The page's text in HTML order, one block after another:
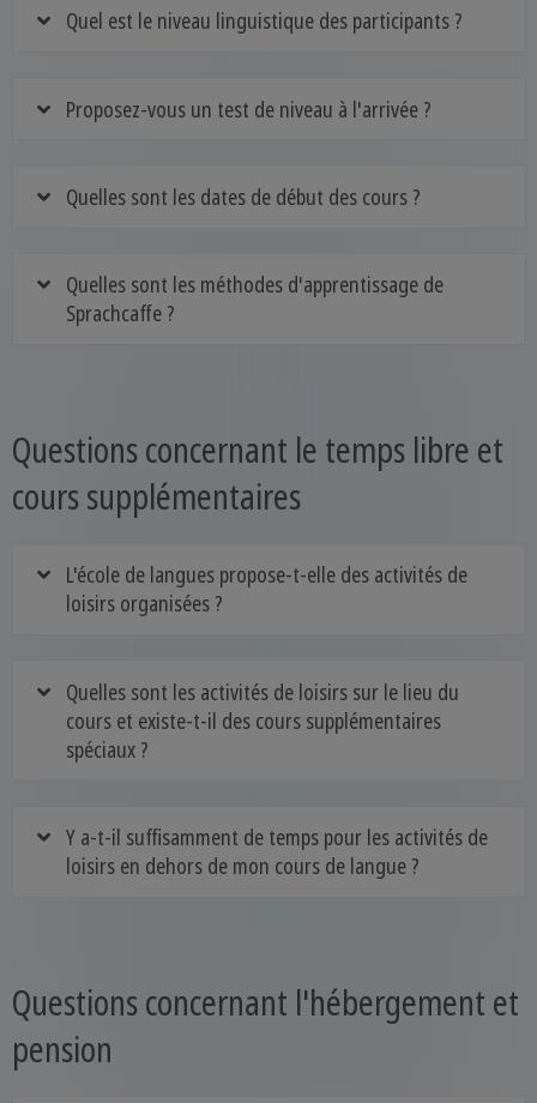
Quel est le niveau linguistique des participants ?
Proposez-vous un test de niveau à l'arrivée ?
Quelles sont les dates de début des cours ?
Quelles sont les méthodes d'apprentissage de
Sprachcaffe ?
Questions concernant le temps libre et
cours supplémentaires
L'école de langues propose-t-elle des activités de
loisirs organisées ?
Quelles sont les activités de loisirs sur le lieu du
cours et existe-t-il des cours supplémentaires
spéciaux ?
Y a-t-il suffisamment de temps pour les activités de
loisirs en dehors de mon cours de langue ?
Questions concernant l'hébergement et
pension